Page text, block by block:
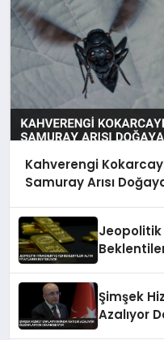
Kahverengi
Samuray Arısı
Jeopolitik
Şimşek
Azalıyor